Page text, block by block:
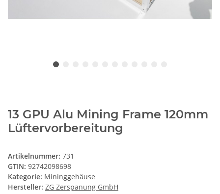
13 GPU Alu Mining Frame 120mm
Lüftervorbereitung
Artikelnummer: 731
GTIN: 92742098698
Kategorie: Mininggehäuse
Hersteller: ZG Zerspanung GmbH